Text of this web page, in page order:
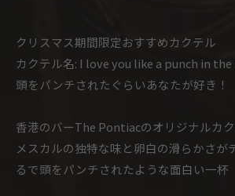
クリスマス期間限定おすすめカクテル
カクテル名: I love you like a punch in the
頭をパンチされたぐらいあなたが好き！
香港のバーThe Pontiacのオリジナルカ
メスカルの独特な味と卵白の滑らかさが
るで頭をパンチされたような面白い一杯